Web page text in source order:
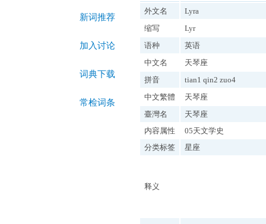
新词推荐
加入讨论
词典下载
常检词条
外文名
Lyra
缩写
Lyr
语种
英语
中文名
天琴座
拼音
tian1 qin2 zuo4
中文繁體
天琴座
臺灣名
天琴座
内容属性
05天文学史
分类标签
星座
释义